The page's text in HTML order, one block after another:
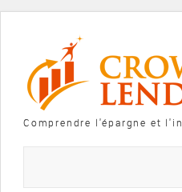
Comprendre l'épargne et